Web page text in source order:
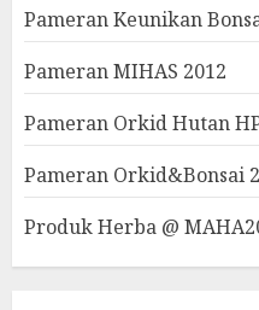
Pameran Keunikan
Pameran MIHAS 2012
Pameran Orkid Hutan
Pameran Orkid&Bonsai
Produk Herba @